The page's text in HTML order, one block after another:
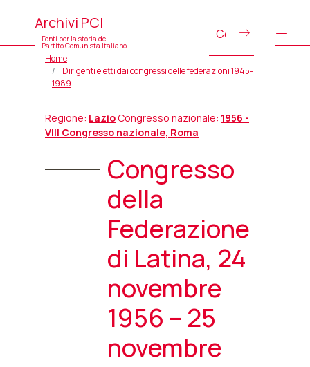
Archivi PCI
Fonti per la storia del
Partito Comunista Italiano
Home
Dirigenti eletti dai congressi delle federazioni 1945-
1989
Regione: LazioCongresso nazionale: 1956 -
VIII Congresso nazionale, Roma
Congresso
della
Federazione
di Latina, 24
novembre
1956 – 25
novembre